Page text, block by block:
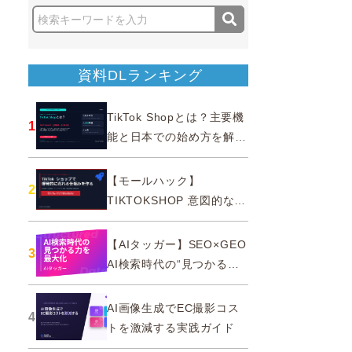
資料DLランキング
1
TikTok Shopとは？主要機
能と日本での始め方を解説
｜公式認定パートナー
2
【モールハック】
TIKTOKSHOP 意図的なバ
ズを生む法則
3
【AIタッガー】SEO×GEO
AI検索時代の“見つかる
力”を最大化
4
AI画像生成でEC撮影コス
トを激減する実践ガイド